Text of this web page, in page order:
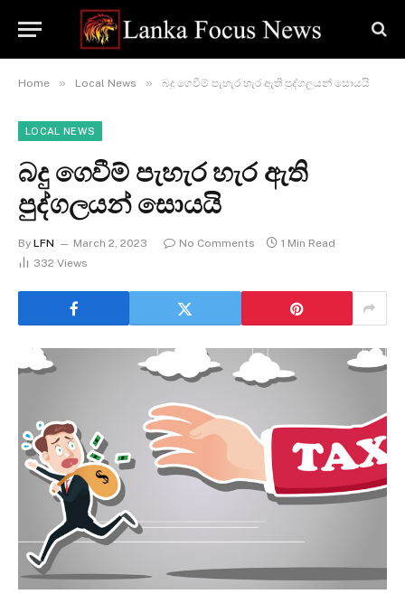
Home » Local News » බදු ගෙවීම් පැහැර හැර ඇති පුද්ගලයන් සොයයි
LOCAL NEWS
බදු ගෙවීම් පැහැර හැර ඇති
පුද්ගලයන් සොයයි
By LFN March 2, 2023 No Comments
1 Min Read
332 Views